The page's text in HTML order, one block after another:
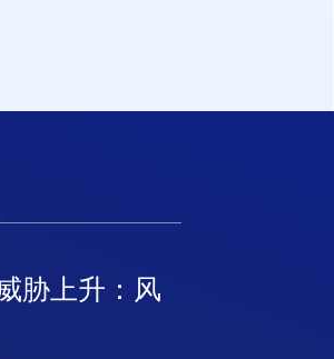
胁上升：风